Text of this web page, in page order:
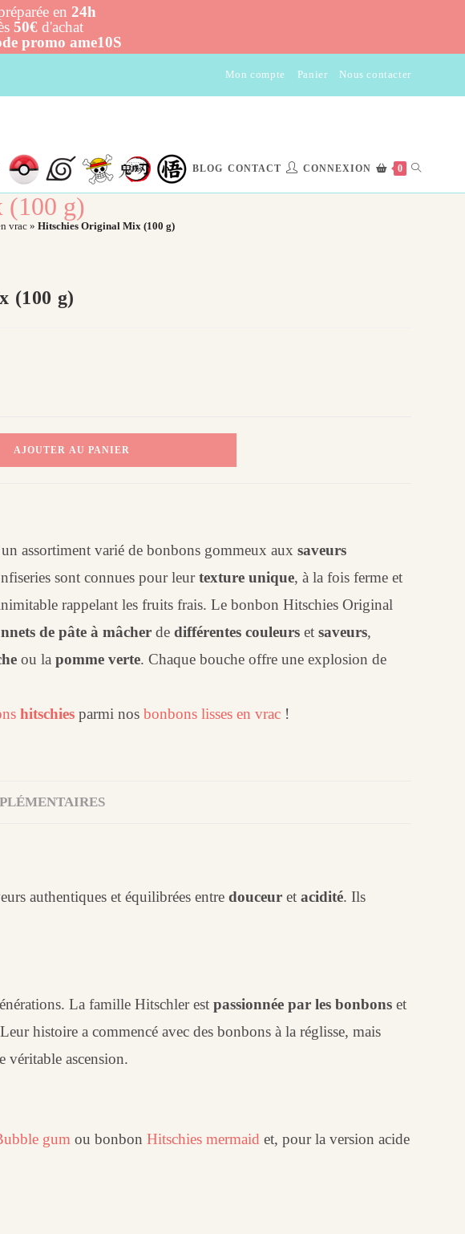
en 24h
50€d'achat
promo ame10S
Mon compte Panier Nous contacter
BLOG CONTACT CONNEXION 0 TOGGLE
(100 g)
vrac» Hitschies Original Mix (100 g)
(100 g)
AJOUTER AU PANIER
un assortiment varié de bonbons gommeux aux saveurs
sont connues pour leurtexture unique, à la fois ferme et
rappelant les fruits frais. Le bonbon Hitschies Original
de pâte à mâcherde différentes couleurset saveurs,
ou la pomme verte. Chaque bouche offre une explosion de
hitschiesparmi nos bonbons lisses en vrac!
authentiques et équilibrées entredouceur etacidité. Ils
La famille Hitschler estpassionnée par les bonbons et
histoire a commencé avec des bonbons à la réglisse, mais
véritable ascension.
gum ou bonbonHitschies mermaid et, pour la version acide